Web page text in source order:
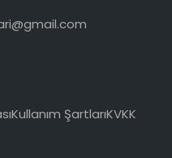
Kullanım ŞartlarıKVKK